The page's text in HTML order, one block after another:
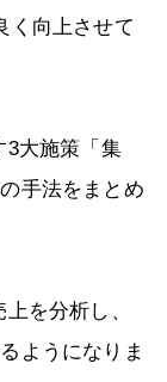
く向上させて
3大施策「集
手法をまとめ
を分析し、
ようになりま